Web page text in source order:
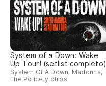
System of a Down: Wake
Up Tour! (setlist completo)
System Of A Down, Madonna,
The Police y otros